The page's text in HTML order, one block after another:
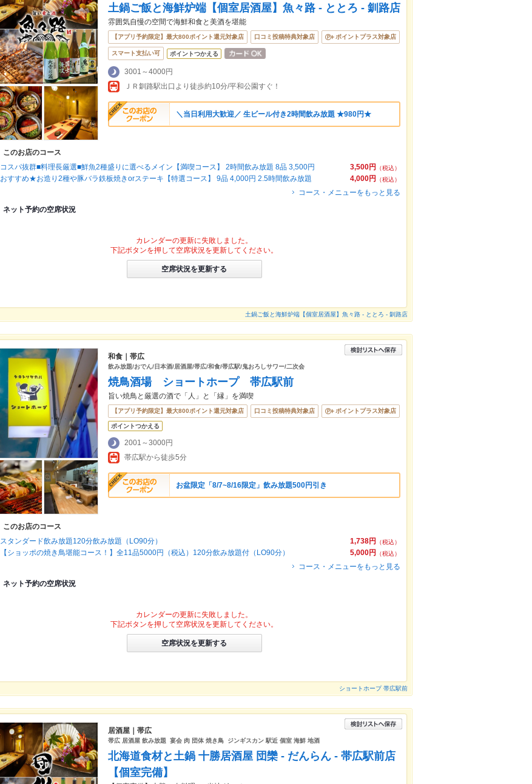
土鍋ご飯と海鮮炉端【個室居酒屋】魚々路 - ととろ - 釧路店
雰囲気自慢の空間で海鮮和食と美酒を堪能
【アプリ予約限定】最大800ポイント還元対象店 口コミ投稿特典対象店 ポイントプラス対象店
スマート支払い可 ポイントつかえる
3001～4000円
ＪＲ釧路駅出口より徒歩約10分/平和公園すぐ！
＼当日利用大歓迎／ 生ビール付き2時間飲み放題 ★980円★
このお店のコース
3,500円
（税込）
コスパ抜群■料理長厳選■鮮魚2種盛りに選べるメイン【満喫コース】 2時間飲み放題 8品 3,500円
4,000円
（税込）
おすすめ★お造り2種や豚バラ鉄板焼きorステーキ【特選コース】 9品 4,000円 2.5時間飲み放題
コース・メニューをもっと見る
ネット予約の空席状況
カレンダーの更新に失敗しました。
下記ボタンを押して空席状況を更新してください。
空席状況を更新する
土鍋ご飯と海鮮炉端【個室居酒屋】魚々路 - ととろ - 釧路店
和食｜帯広
飲み放題/おでん/日本酒/居酒屋/帯広/和食/帯広駅/鬼おろしサワー/二次会
焼鳥酒場 ショートホープ 帯広駅前
旨い焼鳥と厳選の酒で「人」と「縁」を満喫
【アプリ予約限定】最大800ポイント還元対象店 口コミ投稿特典対象店 ポイントプラス対象店
ポイントつかえる
2001～3000円
帯広駅から徒歩5分
お盆限定「8/7~8/16限定」飲み放題500円引き
このお店のコース
1,738円
（税込）
スタンダード飲み放題120分飲み放題（LO90分）
5,000円
（税込）
【ショッポの焼き鳥堪能コース！】全11品5000円（税込）120分飲み放題付（LO90分）
コース・メニューをもっと見る
ネット予約の空席状況
カレンダーの更新に失敗しました。
下記ボタンを押して空席状況を更新してください。
空席状況を更新する
ショートホープ 帯広駅前
居酒屋｜帯広
帯広 居酒屋 飲み放題 宴会 肉 団体 焼き鳥 ジンギスカン 駅近 個室 海鮮 地酒
北海道食材と土鍋 十勝居酒屋 団欒 - だんらん - 帯広駅前店
【個室完備】